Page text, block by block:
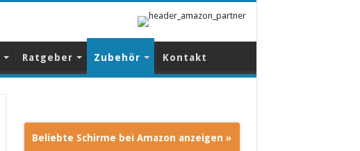
Ratgeber Zubehör Kontakt
Beliebte Schirme bei Amazon anzeigen »